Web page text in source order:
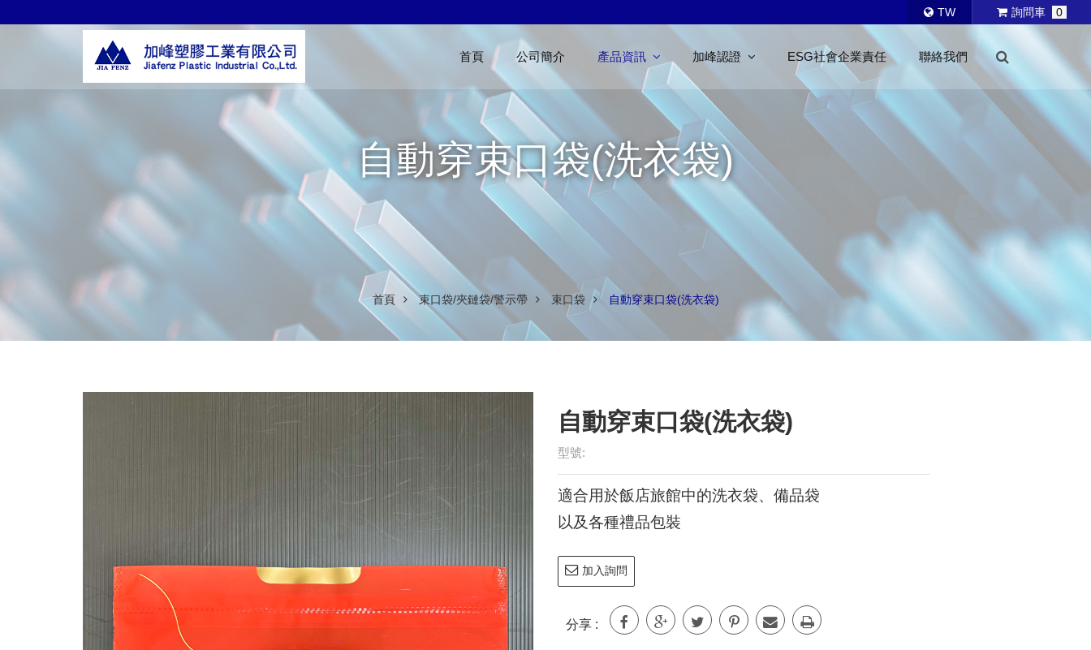
詢問車 0
TW
首頁 公司簡介 產品資訊 加峰認證 ESG社會企業責任 聯絡我們
自動穿束口袋(洗衣袋)
首頁 束口袋/夾鏈袋/警示帶 束口袋 自動穿束口袋(洗衣袋)
型號:
適合用於飯店旅館中的洗衣袋、備品袋
以及各種禮品包裝
加入詢問
分享 :